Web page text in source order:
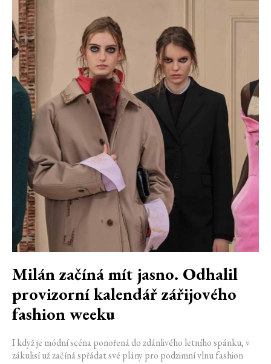
Milán začíná mít jasno. Odhalil
provizorní kalendář zářijového
fashion weeku
I když je módní scéna ponořená do zdánlivého letního spánku, v
zákulisí už začíná spřádat své plány pro podzimní vlnu fashion